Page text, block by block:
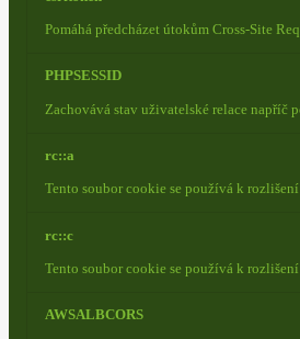
Pomáhá předcházet útokům Cross-Site
PHPSESSID
Zachovává stav uživatelské relace napříč
rc::a
Tento soubor cookie se používá k
rc::c
Tento soubor cookie se používá k
AWSALBCORS